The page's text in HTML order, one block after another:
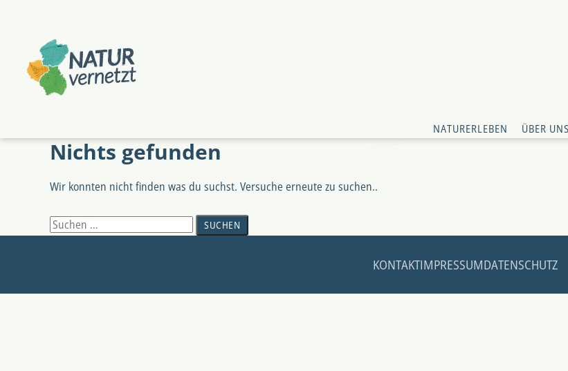
springen
springen
NATURERLEBEN ÜBER UNS
Nichts gefunden
Wir konnten nicht finden was du suchst. Versuche erneute zu suchen..
Suchen
nach:
KONTAKTIMPRESSUMDATENSCHUTZ